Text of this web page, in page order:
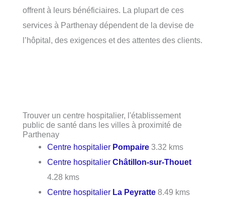
offrent à leurs bénéficiaires. La plupart de ces
services à Parthenay dépendent de la devise de
l’hôpital, des exigences et des attentes des clients.
Trouver un centre hospitalier, l'établissement
public de santé dans les villes à proximité de
Parthenay
Centre hospitalier Pompaire 3.32 kms
Centre hospitalierChâtillon-sur-Thouet
4.28 kms
Centre hospitalier La Peyratte 8.49 kms